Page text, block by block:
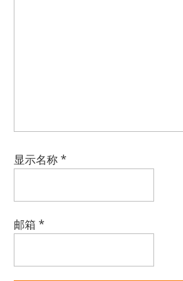
显示名称*
邮箱 *